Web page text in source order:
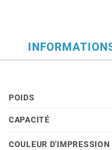
POIDS
CAPACITÉ
COULEUR D'IMPRESSION